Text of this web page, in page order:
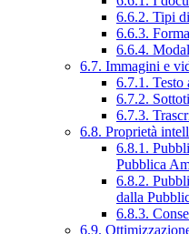
6.6.2. Tipi
6.6.3.
6.6.4.
6.7. Immagini e
6.7.1. Testo
6.7.2.
6.7.3.
6.8. Proprietà
6.8.1.
Pubblica
6.8.2.
dalla
6.8.3.
6.9.